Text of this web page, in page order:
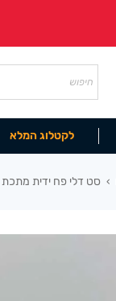
לקטלוג המלא
› סט דלי פח ידית מתכת